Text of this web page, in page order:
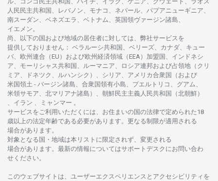
人民民主共和国、レバノン、モナコ、ネパール、パプアニューギニア、
南スーダン、ベネズエラ、ベトナム、 英国領ヴァージン諸島、
イエメン。
尚、
以下の国および地域の居住者に対しては、 弊社サービスを
提供しておりません ： ベラルーシ共和国、ベリーズ、カナダ、キュー
バ、 欧州連合 （EU） および欧州経済領域 （EEA）加盟国、インドネシ
ア、 モーリシャス共和国、ルーマニア、 ロシア連邦および占領地 （クリ
ミア、ドネツク、ルハンシク）、シリア、 アメリカ合衆国
（および
米国領土 - バージン諸島、合衆国領有小島、プエルトリコ、グアム、
米領サモア、 北マリアナ諸島）、 朝鮮民主主義人民共和国
（北朝鮮）
、イラン 、ミャンマー 。
サービスをご利用いただくには、お住まいの国の法律で定められた 18
歳以上の法定年齢である必要があります。 更なる制限が適用さ れる
場合があります。
対象となる 国 ・ 地域は本 リストに限定さ れず、 変更さ れる
場合があります。 最新の情報についてはサポートデスクにお 問い合わ
せくださ い。
このウェブサイトは、 ユーザーエクスペリエンスと アクセシビリティを